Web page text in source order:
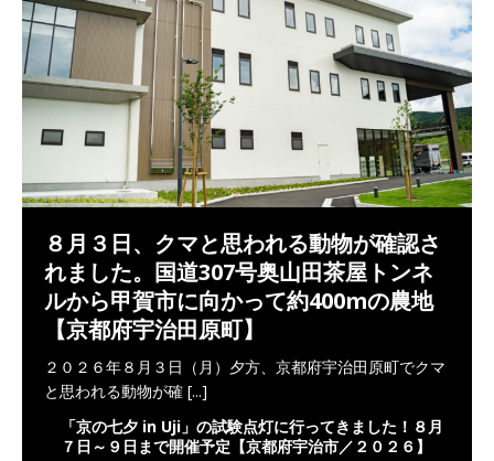
８月３日、クマと思われる動物が確認さ
れました。国道307号奥山田茶屋トンネ
ルから甲賀市に向かって約400mの農地
【京都府宇治田原町】
２０２６年８月３日（月）夕方、京都府宇治田原町でクマ
と思われる動物が確 [...]
「京の七夕 in Uji」の試験点灯に行ってきました！８月
７日～９日まで開催予定【京都府宇治市／２０２６】